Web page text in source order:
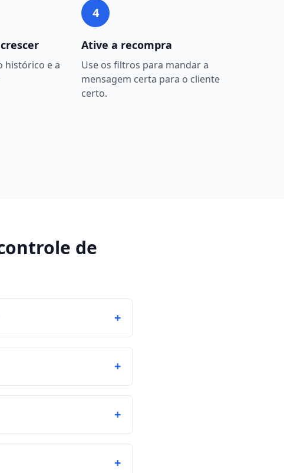
histórico e a
4
Ative a recompra
Use os filtros para mandar a
mensagem certa para o cliente
certo.
de
+
+
+
+